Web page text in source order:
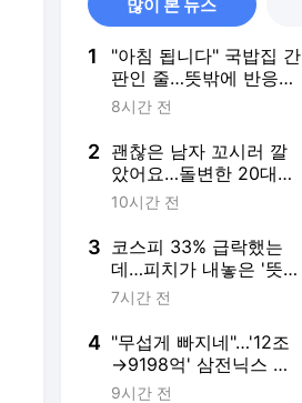
많이 본 뉴스
1
"아침 됩니다" 국밥집 간
판인 줄…뜻밖에 반응
폭발한 곳 [트렌드+]
8시간 전
2 괜찮은 남자 꼬시러 깔
았어요…돌변한 20대女,
알고 보니 [매칭의 기술
10시간 전
3 코스피 33% 급락했는
데…피치가 내놓은 '뜻밖
의 경고' 뭐길래
7시간 전
4 "무섭게 빠지네"…'12조
→9198억' 삼전닉스 개
미들 결국 [분석+]
9시간 전